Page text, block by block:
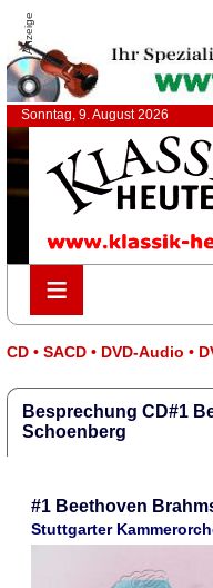
Anzeige
Sonntag, 9. August 2026
≡
≡
CD • SACD • DVD-Audio •
Besprechung CD#1
Schoenberg
#1 Beethoven
Stuttgarter